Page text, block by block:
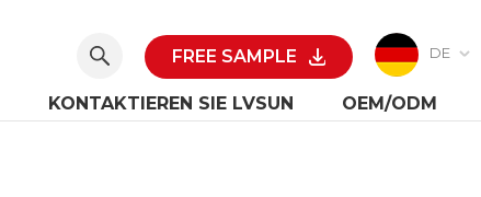
DE
FREE SAMPLE
KONTAKTIEREN SIE LVSUN OEM/ODM